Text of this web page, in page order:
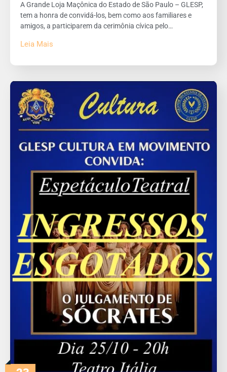
A Grande Loja Maçônica do Estado de São Paulo – GLESP,
tem a honra de convidá-los, bem como aos familiares e
amigos, a participarem da cerimônia cívica pelo…
Leia Mais